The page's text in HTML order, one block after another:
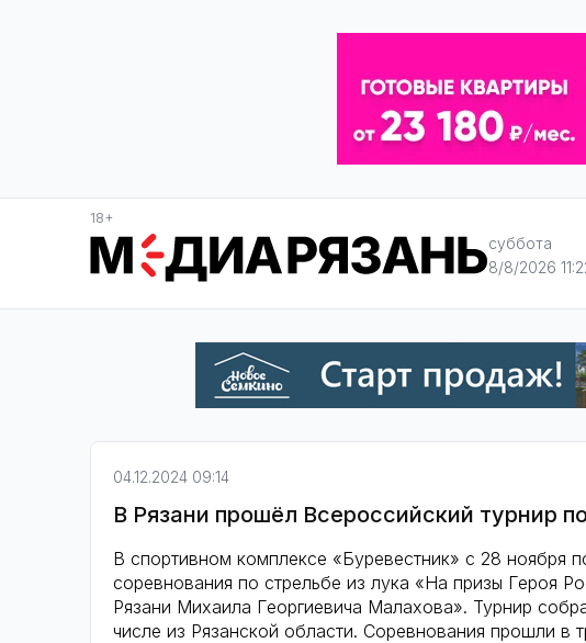
18+
суббота
8/8/2026
04.12.2024 09:14
В Рязани прошёл Всероссийский турнир
В спортивном комплексе «Буревестник» с 28 ноября
соревнования по стрельбе из лука «На призы Героя
Рязани Михаила Георгиевича Малахова». Турнир
числе из Рязанской области. Соревнования прошли в